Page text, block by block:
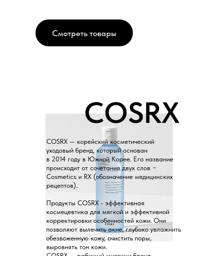
Смотреть товары
COSRX
COSRX — корейский косметический
уходовый бренд, который основан
в 2014 году в Южной Корее. Его название
происходит от сочетания двух слов −
Cosmetiсs и RX (обозначение медицинских
рецептов).
Продукты COSRX - эффективная
космецевтика для мягкой и эффективной
корректировки особенностей кожи. Они
позволяют вылечить акне, глубоко увлажнить
обезвоженную кожу, очистить поры,
выровнять тон кожи.